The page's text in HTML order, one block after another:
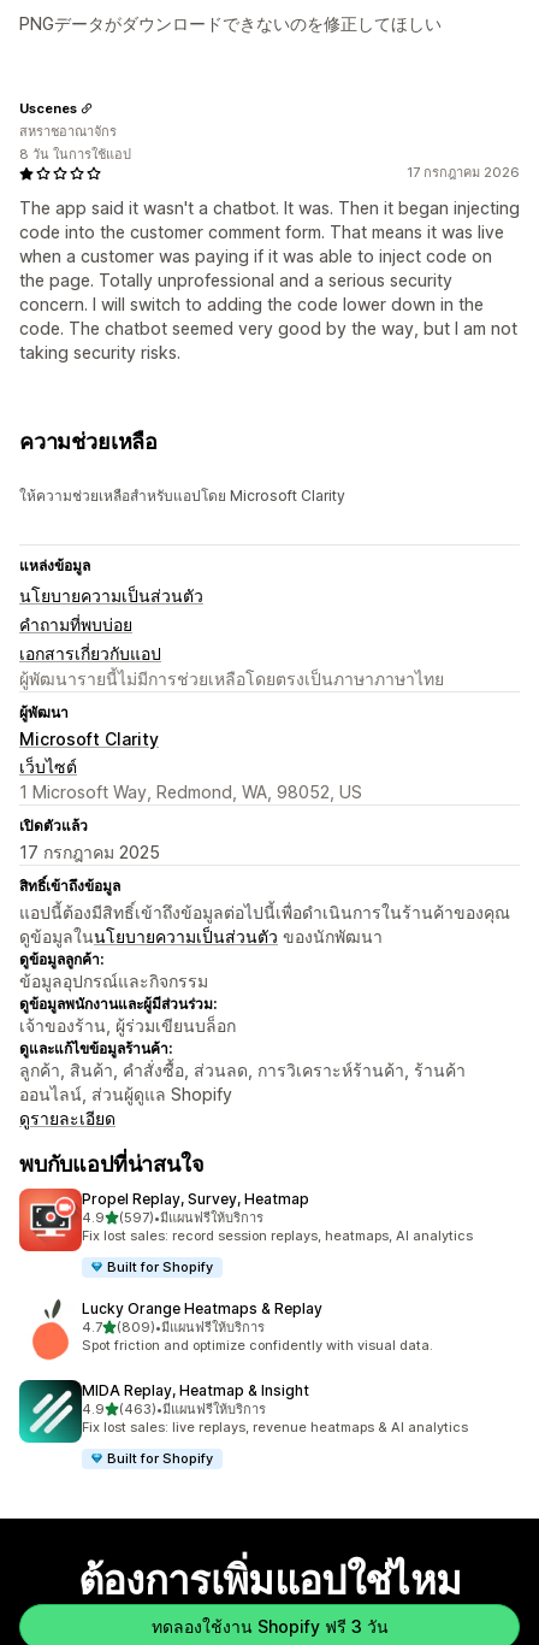
PNGデータがダウンロードできないのを修正してほしい
17 กรกฎาคม 2026
The app said it wasn't a chatbot. It was. Then it began injecting
code into the customer comment form. That means it was live
when a customer was paying if it was able to inject code on
the page. Totally unprofessional and a serious security
concern. I will switch to adding the code lower down in the
code. The chatbot seemed very good by the way, but I am not
taking security risks.
Uscenes
สหราชอาณาจักร
8 วัน ในการใช้แอป
ความช่วยเหลือ
ให้ความช่วยเหลือสำหรับแอปโดย Microsoft Clarity
แหล่งข้อมูล
นโยบายความเป็นส่วนตัว
คำถามที่พบบ่อย
เอกสารเกี่ยวกับแอป
ผู้พัฒนารายนี้ไม่มีการช่วยเหลือโดยตรงเป็นภาษาภาษาไทย
ผู้พัฒนา
Microsoft Clarity
เว็บไซต์
1 Microsoft Way, Redmond, WA, 98052, US
เปิดตัวแล้ว
17 กรกฎาคม 2025
สิทธิ์เข้าถึงข้อมูล
แอปนี้ต้องมีสิทธิ์เข้าถึงข้อมูลต่อไปนี้เพื่อดำเนินการในร้านค้าของคุณ
ดูข้อมูลในนโยบายความเป็นส่วนตัว ของนักพัฒนา
ดูข้อมูลลูกค้า:
ข้อมูลอุปกรณ์และกิจกรรม
ดูข้อมูลพนักงานและผู้มีส่วนร่วม:
เจ้าของร้าน, ผู้ร่วมเขียนบล็อก
ดูและแก้ไขข้อมูลร้านค้า:
ลูกค้า, สินค้า, คำสั่งซื้อ, ส่วนลด, การวิเคราะห์ร้านค้า, ร้านค้า
ออนไลน์, ส่วนผู้ดูแล Shopify
ดูรายละเอียด
พบกับแอปที่น่าสนใจ
Propel Replay, Survey, Heatmap
4.9เต็ม 5 ดาว
(597)
ทั้งหมด 597 รีวิว
•มีแผนฟรีให้บริการ
Fix lost sales: record session replays, heatmaps, AI analytics
Built for Shopify
Lucky Orange Heatmaps & Replay
4.7เต็ม 5 ดาว
(809)
ทั้งหมด 809 รีวิว
•มีแผนฟรีให้บริการ
Spot friction and optimize confidently with visual data.
MIDA Replay, Heatmap & Insight
4.9เต็ม 5 ดาว
(463)
ทั้งหมด 463 รีวิว
•มีแผนฟรีให้บริการ
Fix lost sales: live replays, revenue heatmaps & AI analytics
Built for Shopify
ต้องการเพิ่มแอปใช่ไหม
ทดลองใช้งาน Shopify ฟรี 3 วัน